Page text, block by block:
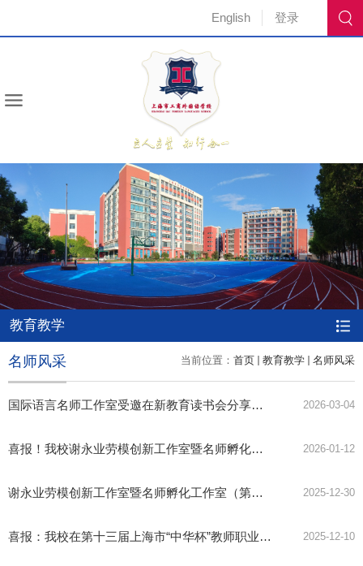
English 登录
教育教学
当前位置： 首页 教育教学 名师风采
名师风采
2026-03-04
国际语言名师工作室受邀在新教育读书会分享
——共读共研教育数
2026-01-12
喜报！我校谢永业劳模创新工作室暨名师孵化工作室案例荣获2025年全国教师人工智能应用典型案例
2025-12-30
谢永业劳模创新工作室暨名师孵化工作室（第二期）研修活动简报10
2025-12-10
喜报：我校在第十三届上海市“中华杯”教师职业技能竞赛集成电路系统集成与测试技术、逆向建模产品创新设计与增材制造两大赛项中获奖